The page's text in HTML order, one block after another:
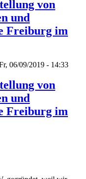
von
und
Freiburg im
06/09/2019 - 14:33
von
und
Freiburg im